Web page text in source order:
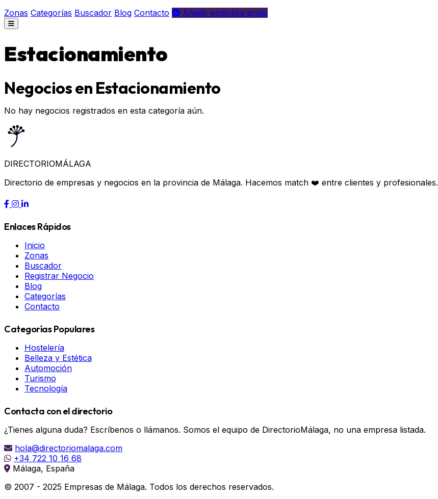
Zonas Categorías Buscador Blog Contacto Añadir empresa gratis
Estacionamiento
Negocios en Estacionamiento
No hay negocios registrados en esta categoría aún.
DIRECTORIOMÁLAGA
Directorio de empresas y negocios en la provincia de Málaga. Hacemos match ❤️ entre clientes y profesionales.
Enlaces Rápidos
Inicio
Zonas
Buscador
Registrar Negocio
Blog
Categorías
Contacto
Categorías Populares
Hostelería
Belleza y Estética
Automoción
Turismo
Tecnología
Contacta con el directorio
¿Tienes alguna duda? Escríbenos o llámanos. Somos el equipo de DirectorioMálaga, no una empresa listada.
hola@directoriomalaga.com
+34 722 10 16 68
Málaga, España
© 2007 - 2025 Empresas de Málaga. Todos los derechos reservados.